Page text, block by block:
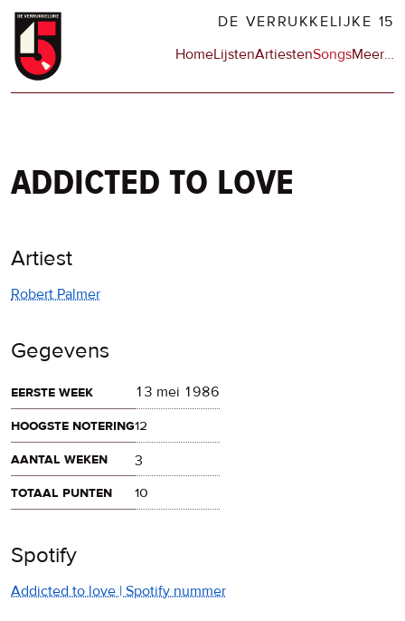
Overslaan
naar
DE VERRUKKELIJKE 15
Hoofdnavigatie
HomeLijstenArtiestenSongsMeerop
…
addicted to love
Artiest
Robert Palmer
Gegevens
eerste week
13 mei 1986
hoogste notering12
aantal weken
3
totaal punten
10
Spotify
Addicted to love | Spotify nummer